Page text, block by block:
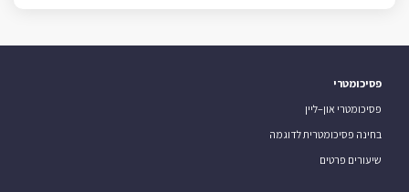
פסיכומטרי
פסיכומטרי און–ליין
בחינה פסיכומטרית לדוגמה
שיעורים פרטים